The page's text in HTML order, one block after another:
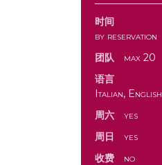
时间
by reservation
团队
max 20
语言
Italian, English
周六
yes
周日
yes
收费
no